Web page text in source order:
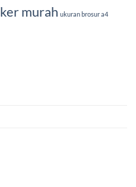
murah ukuran brosur a4